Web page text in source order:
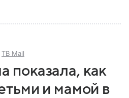
ТВ Mail
как
и мамой в